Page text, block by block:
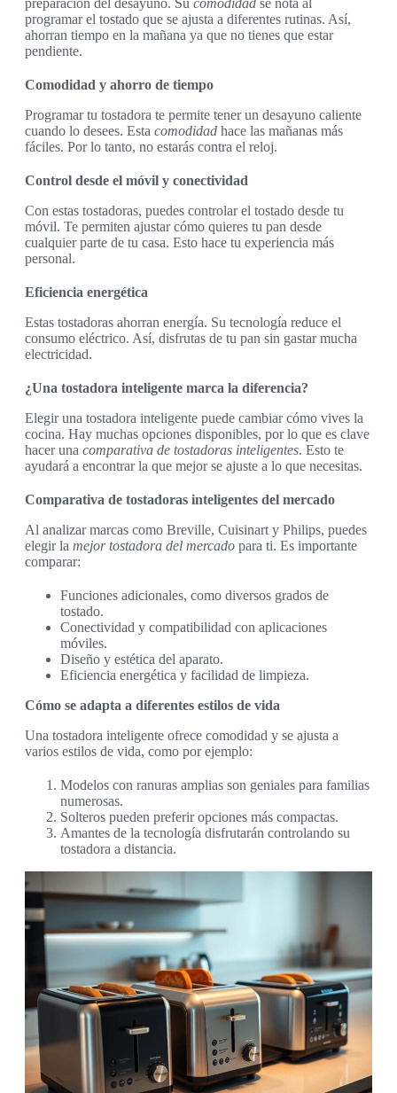
preparación del desayuno. Su comodidad se nota al
programar el tostado que se ajusta a diferentes rutinas. Así,
ahorran tiempo en la mañana ya que no tienes que estar
pendiente.
Comodidad y ahorro de tiempo
Programar tu tostadora te permite tener un desayuno caliente
cuando lo desees. Esta comodidad hace las mañanas más
fáciles. Por lo tanto, no estarás contra el reloj.
Control desde el móvil y conectividad
Con estas tostadoras, puedes controlar el tostado desde tu
móvil. Te permiten ajustar cómo quieres tu pan desde
cualquier parte de tu casa. Esto hace tu experiencia más
personal.
Eficiencia energética
Estas tostadoras ahorran energía. Su tecnología reduce el
consumo eléctrico. Así, disfrutas de tu pan sin gastar mucha
electricidad.
¿Una tostadora inteligente marca la diferencia?
Elegir una tostadora inteligente puede cambiar cómo vives la
cocina. Hay muchas opciones disponibles, por lo que es clave
hacer una comparativa de tostadoras inteligentes. Esto te
ayudará a encontrar la que mejor se ajuste a lo que necesitas.
Comparativa de tostadoras inteligentes del mercado
Al analizar marcas como Breville, Cuisinart y Philips, puedes
elegir la mejor tostadora del mercado para ti. Es importante
comparar:
Funciones adicionales, como diversos grados de
tostado.
Conectividad y compatibilidad con aplicaciones
móviles.
Diseño y estética del aparato.
Eficiencia energética y facilidad de limpieza.
Cómo se adapta a diferentes estilos de vida
Una tostadora inteligente ofrece comodidad y se ajusta a
varios estilos de vida, como por ejemplo:
Modelos con ranuras amplias son geniales para familias
numerosas.
Solteros pueden preferir opciones más compactas.
Amantes de la tecnología disfrutarán controlando su
tostadora a distancia.